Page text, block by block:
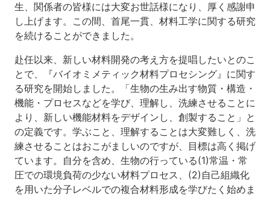
生、関係者の皆様には大変お世話様になり、厚く感謝申
し上げます。この間、首尾一貫、材料工学に関する研究
を続けることができました。
赴任以来、新しい材料開発の考え方を提唱したいとのこ
とで、『バイオミメティック材料プロセシング』に関す
る研究を開始しました。「生物の生み出す物質・構造・
機能・プロセスなどを学び、理解し、洗練させることに
より、新しい機能材料をデザインし、創製すること」と
の定義です。学ぶこと、理解することは大変難しく、洗
練させることはおこがましいのですが、目標は高く掲げ
ています。自分を含め、生物の行っている(1)常温・常
圧での環境負荷の少ない材料プロセス、(2)自己組織化
を用いた分子レベルでの複合材料形成を学びたく始めま